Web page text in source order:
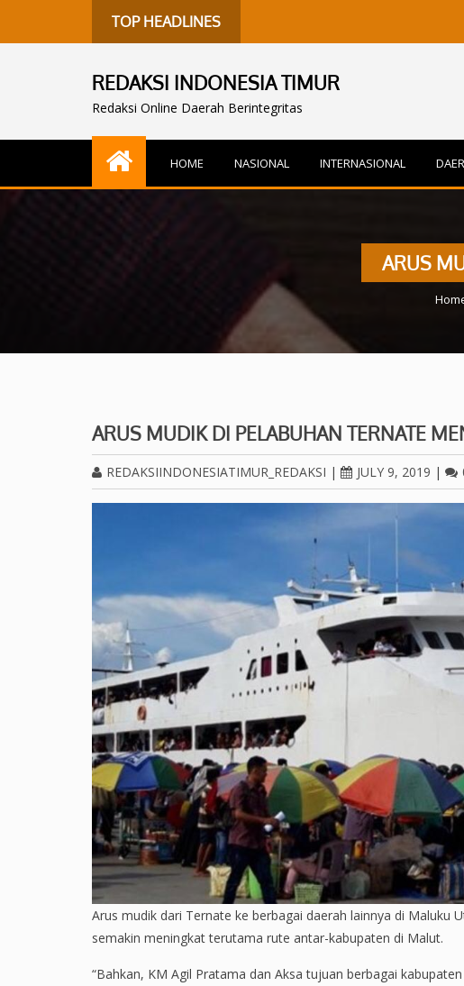
TOP HEADLINES Harita
REDAKSI INDONESIA TIMUR
Redaksi Online Daerah Berintegritas
HOME NASIONAL INTERNASIONAL
ARUS
ARUS MUDIK DI PELABUHAN TERNATE
REDAKSIINDONESIATIMUR_REDAKSI | JULY 9, 2019 |
Arus mudik dari Ternate ke berbagai daerah lainnya di Maluku
semakin meningkat terutama rute antar-kabupaten di Malut.
“Bahkan, KM Agil Pratama dan Aksa tujuan berbagai